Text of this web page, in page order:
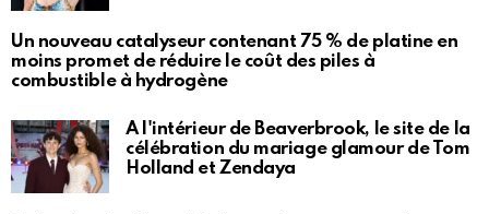
Un nouveau catalyseur contenant 75 % de platine en
moins promet de réduire le coût des piles à
combustible à hydrogène
À l'intérieur de Beaverbrook, le site de la
célébration du mariage glamour de Tom
Holland et Zendaya